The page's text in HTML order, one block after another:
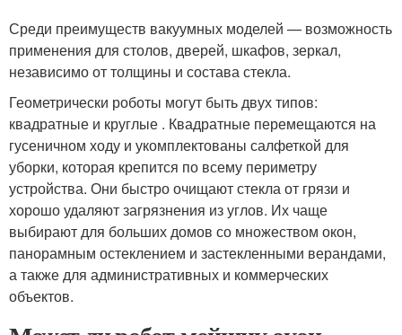
Среди преимуществ вакуумных моделей — возможность
применения для столов, дверей, шкафов, зеркал,
независимо от толщины и состава стекла.
Геометрически роботы могут быть двух типов:
квадратные и круглые . Квадратные перемещаются на
гусеничном ходу и укомплектованы салфеткой для
уборки, которая крепится по всему периметру
устройства. Они быстро очищают стекла от грязи и
хорошо удаляют загрязнения из углов. Их чаще
выбирают для больших домов со множеством окон,
панорамным остеклением и застекленными верандами,
а также для административных и коммерческих
объектов.